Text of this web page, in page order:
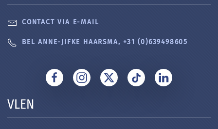
CONTACT VIA E-MAIL
BEL ANNE-JIFKE HAARSMA, +31 (0)639498605
VLEN